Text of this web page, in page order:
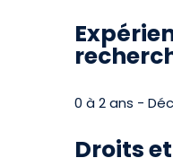
0 à 2 ans -
Droits